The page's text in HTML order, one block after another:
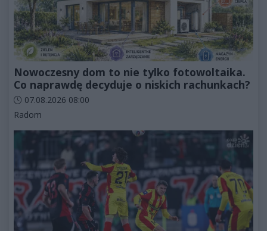
Nowoczesny dom to nie tylko fotowoltaika.
Co naprawdę decyduje o niskich rachunkach?
Data dodania artykułu:
07.08.2026 08:00
Kategorie artykułu:
Radom